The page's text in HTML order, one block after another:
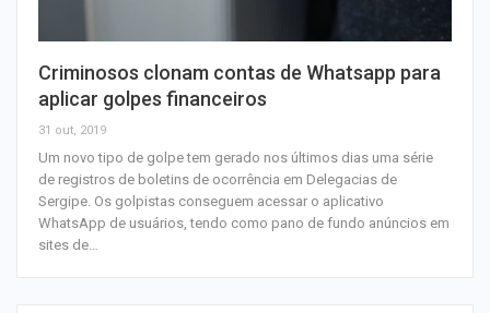
Criminosos clonam contas de Whatsapp para
aplicar golpes financeiros
31 out, 2019
Um novo tipo de golpe tem gerado nos últimos dias uma série
de registros de boletins de ocorrência em Delegacias de
Sergipe. Os golpistas conseguem acessar o aplicativo
WhatsApp de usuários, tendo como pano de fundo anúncios em
sites de…